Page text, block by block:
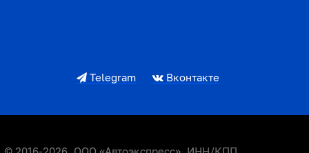
Telegram Вконтакте